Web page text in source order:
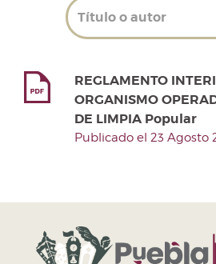
REGLAMENTO
ORGANISMO
DE LIMPIA Popular
Publicado el 23 Agosto